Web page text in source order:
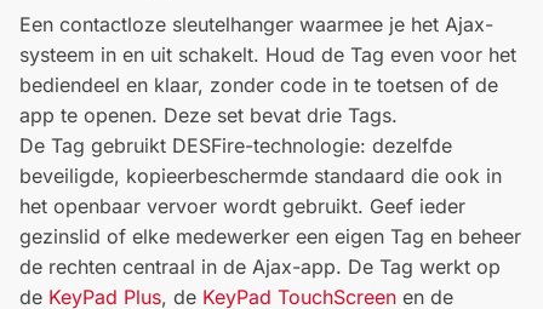
Een contactloze sleutelhanger waarmee je het Ajax-
systeem in en uit schakelt. Houd de Tag even voor het
bediendeel en klaar, zonder code in te toetsen of de
app te openen. Deze set bevat drie Tags.
De Tag gebruikt DESFire-technologie: dezelfde
beveiligde, kopieerbeschermde standaard die ook in
het openbaar vervoer wordt gebruikt. Geef ieder
gezinslid of elke medewerker een eigen Tag en beheer
de rechten centraal in de Ajax-app. De Tag werkt op
de KeyPad Plus, de KeyPad TouchScreen en de